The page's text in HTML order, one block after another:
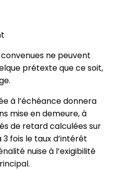
ne peuvent
prétexte que ce soit,
à l’échéance donnera
mise en demeure, à
de retard calculées sur
3 fois le taux d’intérêt
nuise à l’exigibilité